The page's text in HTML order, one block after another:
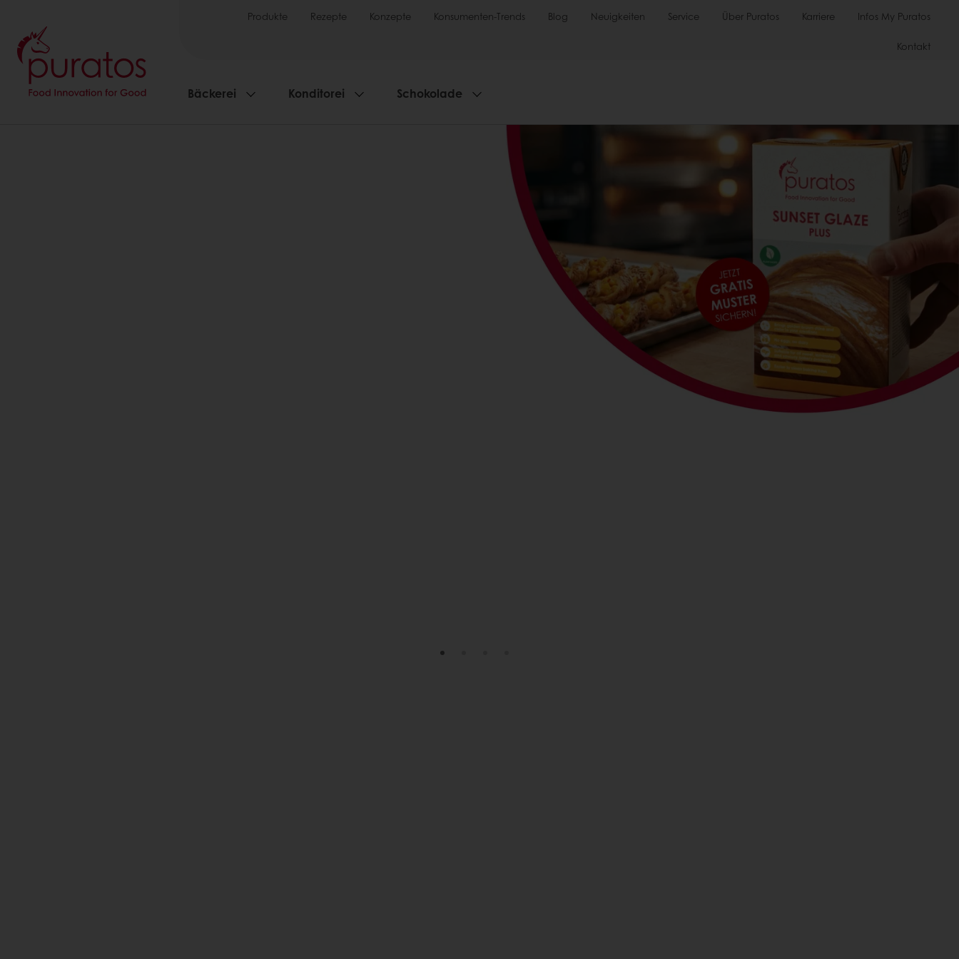
Produkte Rezepte Konzepte Konsumenten-Trends Blog Neuigkeiten Service Über Puratos Karriere Infos My Puratos
Kontakt
Bäckerei Konditorei Schokolade